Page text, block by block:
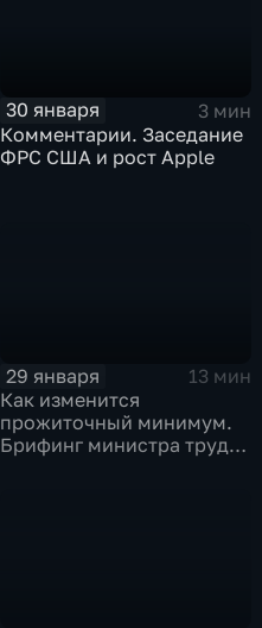
30 января
3 мин
Комментарии. Заседание
ФРС США и рост Apple
29 января
13 мин
Как изменится
прожиточный минимум.
Брифинг министра труда